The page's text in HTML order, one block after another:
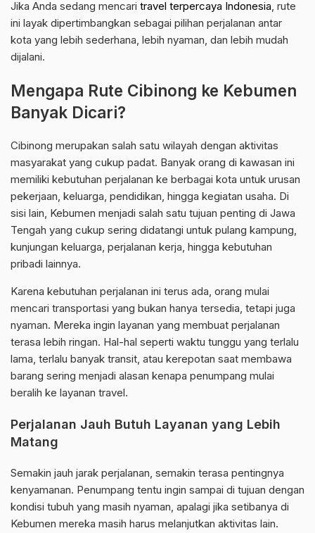
Jika Anda sedang mencari travel terpercaya Indonesia, rute
ini layak dipertimbangkan sebagai pilihan perjalanan antar
kota yang lebih sederhana, lebih nyaman, dan lebih mudah
dijalani.
Mengapa Rute Cibinong ke Kebumen
Banyak Dicari?
Cibinong merupakan salah satu wilayah dengan aktivitas
masyarakat yang cukup padat. Banyak orang di kawasan ini
memiliki kebutuhan perjalanan ke berbagai kota untuk urusan
pekerjaan, keluarga, pendidikan, hingga kegiatan usaha. Di
sisi lain, Kebumen menjadi salah satu tujuan penting di Jawa
Tengah yang cukup sering didatangi untuk pulang kampung,
kunjungan keluarga, perjalanan kerja, hingga kebutuhan
pribadi lainnya.
Karena kebutuhan perjalanan ini terus ada, orang mulai
mencari transportasi yang bukan hanya tersedia, tetapi juga
nyaman. Mereka ingin layanan yang membuat perjalanan
terasa lebih ringan. Hal-hal seperti waktu tunggu yang terlalu
lama, terlalu banyak transit, atau kerepotan saat membawa
barang sering menjadi alasan kenapa penumpang mulai
beralih ke layanan travel.
Perjalanan Jauh Butuh Layanan yang Lebih
Matang
Semakin jauh jarak perjalanan, semakin terasa pentingnya
kenyamanan. Penumpang tentu ingin sampai di tujuan dengan
kondisi tubuh yang masih nyaman, apalagi jika setibanya di
Kebumen mereka masih harus melanjutkan aktivitas lain.